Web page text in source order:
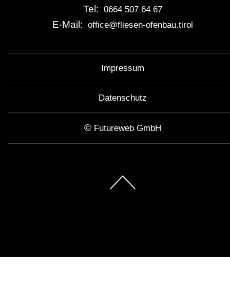
Tel: 0664 507 64 67
E-Mail: office@fliesen-ofenbau.tirol
Impressum
Datenschutz
© Futureweb GmbH